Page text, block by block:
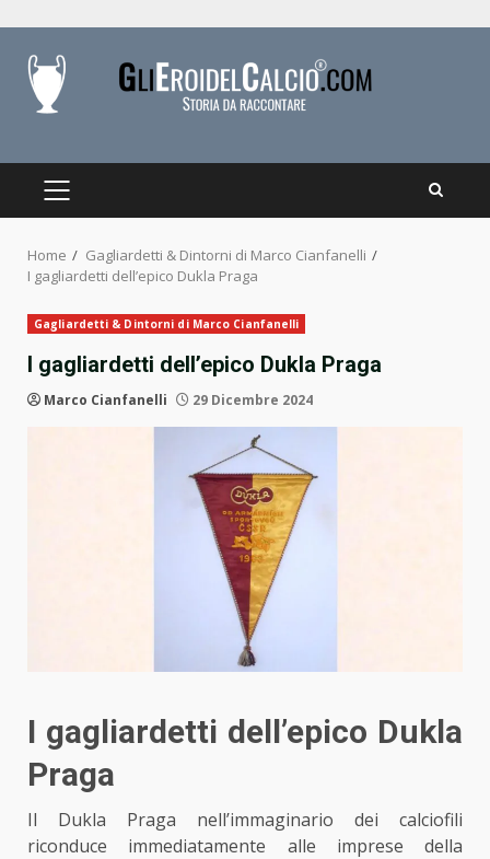
content
PRIMARY
Home
Gagliardetti & Dintorni di Marco Cianfanelli
I gagliardetti dell’epico Dukla Praga
Gagliardetti & Dintorni di Marco Cianfanelli
I gagliardetti dell’epico Dukla Praga
Marco Cianfanelli 29 Dicembre 2024
I gagliardetti dell’epico Dukla
Praga
Il Dukla Praga nell’immaginario dei calciofili
riconduce immediatamente alle imprese della